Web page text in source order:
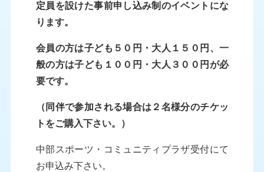
定員を設けた事前申し込み制のイベントにな
ります。
会員の方は子ども５０円・大人１５０円、一
般の方は子ども１００円・大人３００円が必
要です。
（同伴で参加される場合は２名様分のチケッ
トをご購入下さい。）
中部スポーツ・コミュニティプラザ受付にて
お申込み下さい。